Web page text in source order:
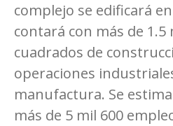
complejo se edificará
contará con más de 1.5
cuadrados de
operaciones
manufactura. Se
más de 5 mil 600